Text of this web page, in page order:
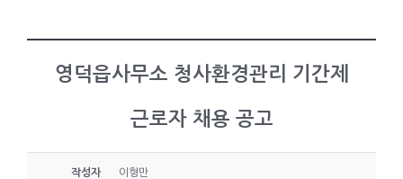
영덕읍사무소 청사환경관리 기간제
근로자 채용 공고
작성자 이형만